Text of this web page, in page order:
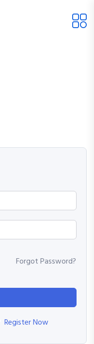
Forgot Password?
Register Now